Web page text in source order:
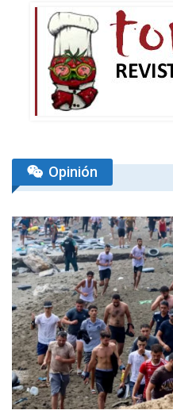
Opinión